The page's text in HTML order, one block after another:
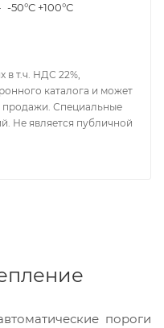
-50°С +100°С
в т.ч. НДС 22%,
каталога и может
продажи. Специальные
Не является публичной
пороги